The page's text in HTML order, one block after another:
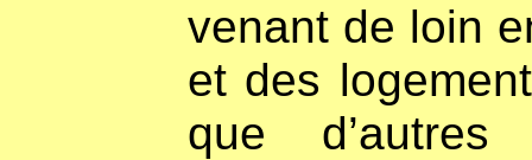
venant de loin
et des
que